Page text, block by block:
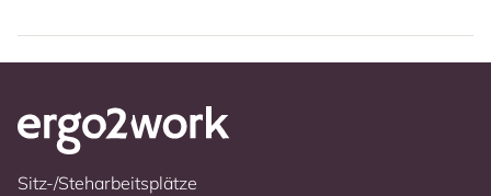
Sitz-/Steharbeitsplätze